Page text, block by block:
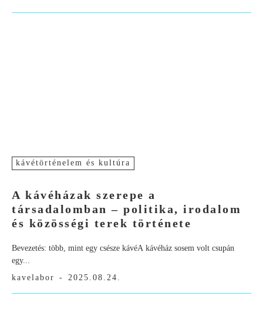
kávétörténelem és kultúra
A kávéházak szerepe a
társadalomban – politika, irodalom
és közösségi terek története
Bevezetés: több, mint egy csésze kávéA kávéház sosem volt csupán
egy...
kavelabor
- 2025.08.24.